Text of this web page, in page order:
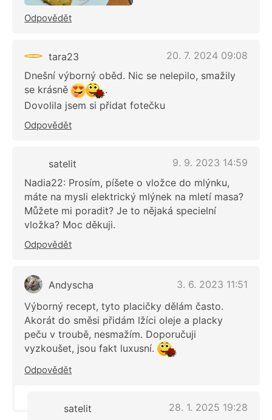
Odpovědět
tara23
20. 7. 2024 09:08
Dnešní výborný oběd. Nic se nelepilo, smažily
se krásně
.
Dovolila jsem si přidat fotečku
Odpovědět
satelit
9. 9. 2023 14:59
Nadia22: Prosím, píšete o vložce do mlýnku,
máte na mysli elektrický mlýnek na mletí masa?
Můžete mi poradit? Je to nějaká specielní
vložka? Moc děkuji.
Odpovědět
Andyscha
3. 6. 2023 11:51
Výborný recept, tyto placičky dělám často.
Akorát do směsi přidám lžíci oleje a placky
peču v troubě, nesmažím. Doporučuji
vyzkoušet, jsou fakt luxusní.
Odpovědět
satelit
28. 1. 2025 19:28